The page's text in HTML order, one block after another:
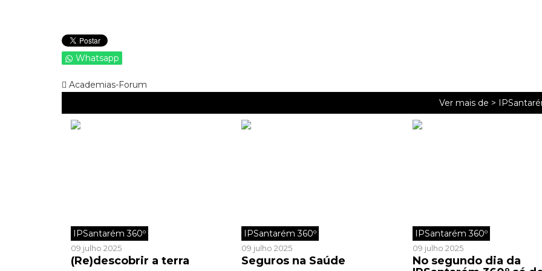
Whatsapp
Academias-Forum
Ver mais de >
IPSantarém 360º
09 julho 2025
(Re)descobrir a terra
IPSantarém 360º
09 julho 2025
Seguros na Saúde
IPSantarém 360º
09 julho 2025
No segundo dia da